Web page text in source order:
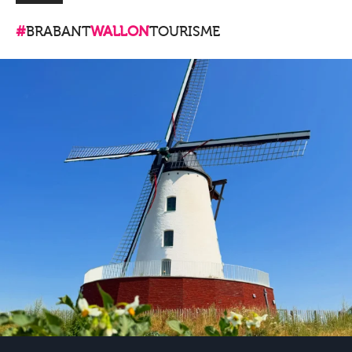
#BRABANTWALLONTOURISME